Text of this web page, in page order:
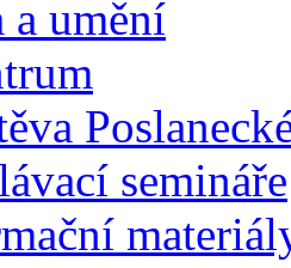
umění
semináře